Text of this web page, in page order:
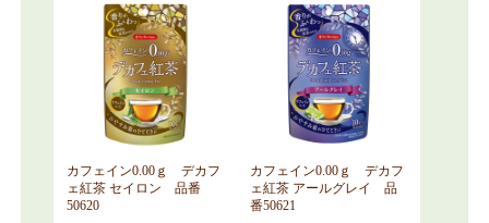
カフェイン0.00ｇ デカフ
ェ紅茶 セイロン 品番
50620
カフェイン0.00ｇ デカフ
ェ紅茶 アールグレイ 品
番50621